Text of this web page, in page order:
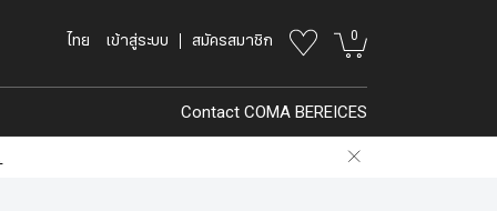
ไทย เข้าสู่ระบบ สมัครสมาชิก 0
Contact COMA BEREICES